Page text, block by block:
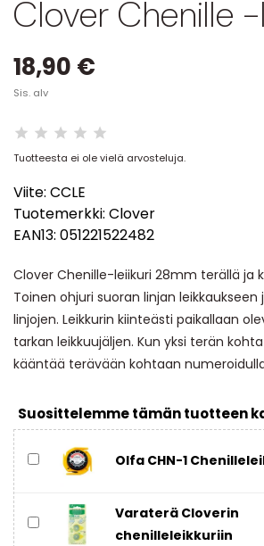
Clover Chenille
18,90 €
Sis. alv
Tuotteesta ei ole vielä arvosteluja.
Viite: CCLE
Tuotemerkki: Clover
EAN13: 051221522482
Clover Chenille-leiikuri 28mm terällä ja
Toinen ohjuri suoran linjan
linjojen. Leikkurin kiinteästi paikallaan
tarkan leikkuujäljen. Kun yksi terän
kääntää terävään kohtaan
Suosittelemme tämän tuotteen
Olfa CHN-1
Varaterä Cloverin
chenilleleikkuriin